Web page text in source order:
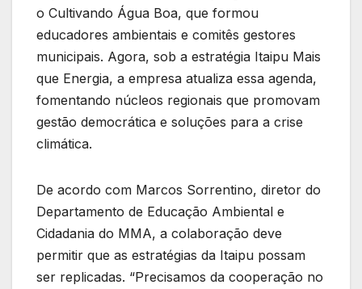
o Cultivando Água Boa, que formou
educadores ambientais e comitês gestores
municipais. Agora, sob a estratégia Itaipu Mais
que Energia, a empresa atualiza essa agenda,
fomentando núcleos regionais que promovam
gestão democrática e soluções para a crise
climática.
De acordo com Marcos Sorrentino, diretor do
Departamento de Educação Ambiental e
Cidadania do MMA, a colaboração deve
permitir que as estratégias da Itaipu possam
ser replicadas. “Precisamos da cooperação no